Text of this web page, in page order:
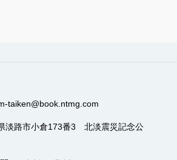
taiken@book.ntmg.com
淡路市小倉173番3 北淡震災記念公